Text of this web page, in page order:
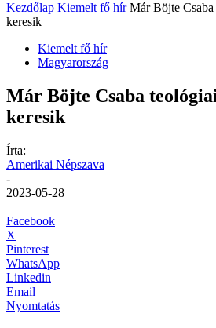
Kezdőlap Kiemelt fő hír Már Böjte
keresik
Kiemelt fő hír
Magyarország
Már Böjte Csaba
keresik
Írta:
Amerikai Népszava
-
2023-05-28
Facebook
X
Pinterest
WhatsApp
Linkedin
Email
Nyomtatás